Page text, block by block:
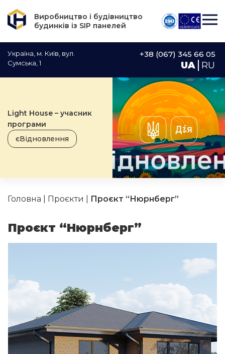
Виробництво і будівництво
будинків із SIP панелей
Україна, м. Київ, вул.
Сумська, 1
+38 (067) 345 66 05
UA RU
Light House – учасник
програми
єВідновлення
Головна Проєкти Проєкт “Нюрнберг”
Проєкт “Нюрнберг”